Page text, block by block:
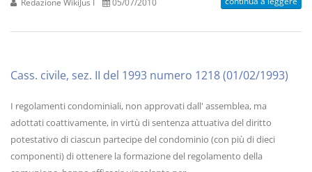
Cass. civile, sez. II del 1993 numero 1218 (01/02/1993)
I regolamenti condominiali, non approvati dall' assemblea, ma
adottati coattivamente, in virtù di sentenza attuativa del diritto
potestativo di ciascun partecipe del condominio (con più di dieci
componenti) di ottenere la formazione del regolamento della